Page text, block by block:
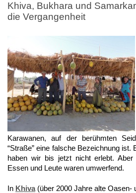
Khiva, Bukhara und
die Vergangenheit
Karawanen, auf der berühmten
“Straße” eine falsche Bezeichnung ist.
haben wir bis jetzt nicht erlebt. Aber
Essen und Leute waren umwerfend.
In Khiva(über 2000 Jahre alte Oasen-